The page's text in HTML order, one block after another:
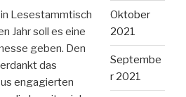
Lesestammtisch
Jahr soll es eine
geben. Den
das
engagierten
Oktober
2021
Septembe
r 2021